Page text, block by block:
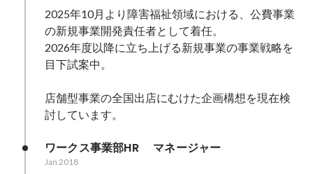
2025年10月より障害福祉領域における、公費事業
の新規事業開発責任者として着任。
2026年度以降に立ち上げる新規事業の事業戦略を
目下試案中。
店舗型事業の全国出店にむけた企画構想を現在検
討しています。
ワークス事業部HR 　マネージャー
Jan 2018